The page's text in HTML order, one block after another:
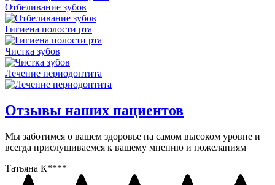
Отбеливание зубов
Гигиена полости рта
Чистка зубов
Лечение периодонтита
Отзывы наших пациентов
Мы заботимся о вашем здоровье на самом высоком уровне и
всегда прислушиваемся к вашему мнению и пожеланиям
Татьяна К****